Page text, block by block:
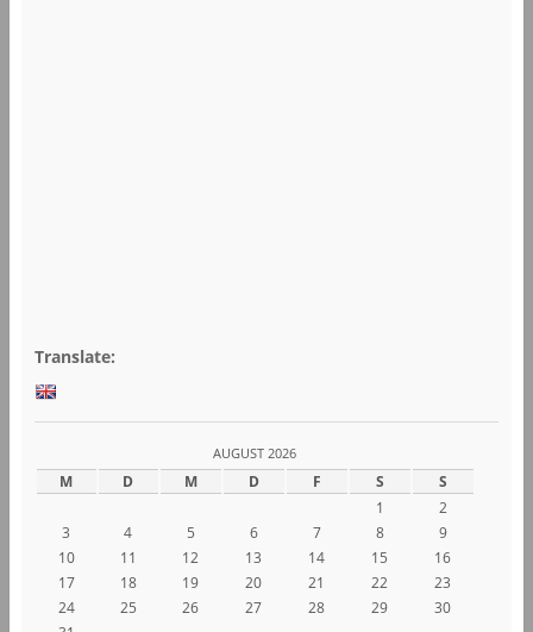
Translate:
AUGUST 2026
M D M D F S S
1
2
3
4 5 6 7 8
9
10
11 12 13 14 15
16
17
18 19 20 21 22
23
24
25 26 27 28 29
30